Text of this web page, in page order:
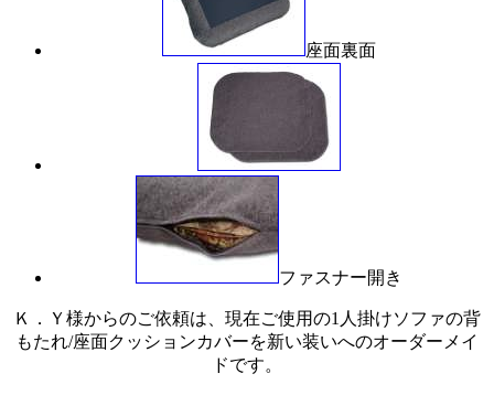
座面裏面
ファスナー開き
Ｋ．Ｙ様からのご依頼は、現在ご使用の1人掛けソファの背
もたれ/座面クッションカバーを新い装いへのオーダーメイ
ドです。